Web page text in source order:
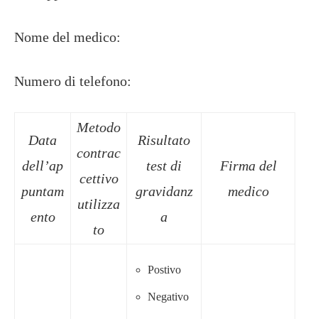
Nome del medico:
Numero di telefono:
Data
dell’ap
puntam
ento
Metodo
contrac
cettivo
utilizza
to
Risultato
test di
gravidanz
a
Firma del
medico
Postivo
Negativo